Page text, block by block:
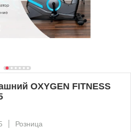
OXYGEN FITNESS
Розница